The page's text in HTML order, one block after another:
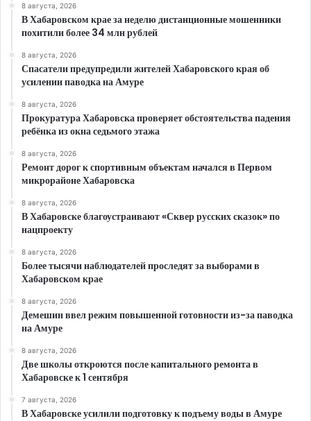
8 августа, 2026
В Хабаровском крае за неделю дистанционные мошенники
похитили более 34 млн рублей
8 августа, 2026
Спасатели предупредили жителей Хабаровского края об
усилении паводка на Амуре
8 августа, 2026
Прокуратура Хабаровска проверяет обстоятельства падения
ребёнка из окна седьмого этажа
8 августа, 2026
Ремонт дорог к спортивным объектам начался в Первом
микрорайоне Хабаровска
8 августа, 2026
В Хабаровске благоустраивают «Сквер русских сказок» по
нацпроекту
8 августа, 2026
Более тысячи наблюдателей проследят за выборами в
Хабаровском крае
8 августа, 2026
Демешин ввел режим повышенной готовности из-за паводка
на Амуре
8 августа, 2026
Две школы откроются после капитального ремонта в
Хабаровске к 1 сентября
7 августа, 2026
В Хабаровске усилили подготовку к подъему воды в Амуре